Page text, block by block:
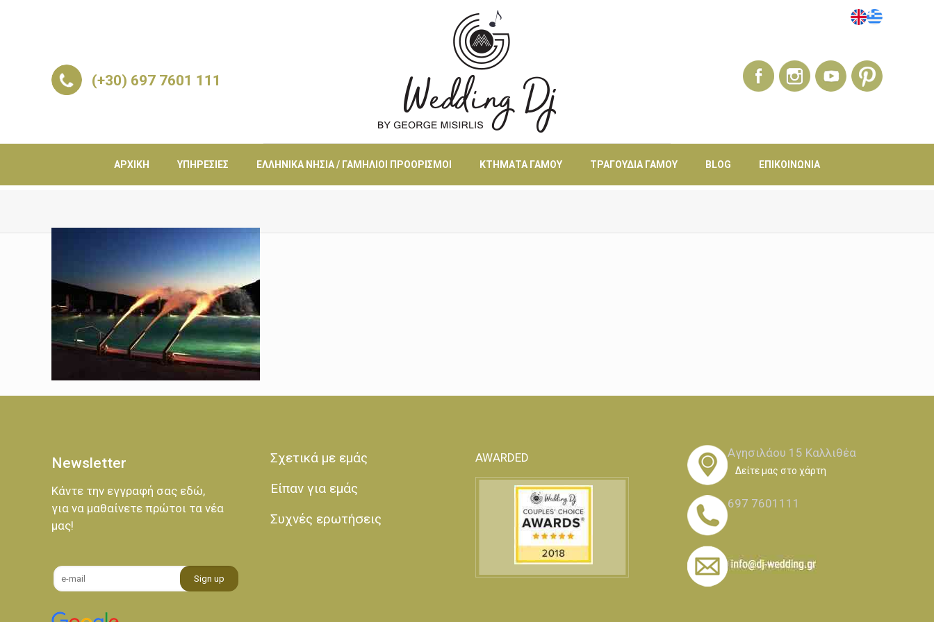
(+30) 697 7601 111
ΑΡΧΙΚΉ ΥΠΗΡΕΣΊΕΣ ΕΛΛΗΝΙΚΆ ΝΗΣΙΆ / ΓΑΜΉΛΙΟΙ ΠΡΟΟΡΙΣΜΟΊ ΚΤΉΜΑΤΑ ΓΆΜΟΥ ΤΡΑΓΟΎΔΙΑ ΓΆΜΟΥ BLOG ΕΠΙΚΟΙΝΩΝΊΑ
Newsletter
Κάντε την εγγραφή σας εδώ,
για να μαθαίνετε πρώτοι τα νέα
μας!
Σχετικά με εμάς
Είπαν για εμάς
Συχνές ερωτήσεις
AWARDED Αγησιλάου 15 Καλλιθέα
Δείτε μας στο χάρτη
697 7601111